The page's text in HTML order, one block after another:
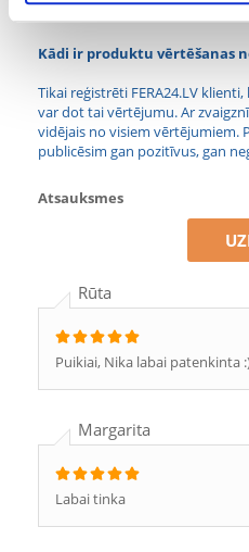
KALCIJS (%): 0
Kādi ir produktu vērtēšanas
Tikai reģistrēti FERA24.LV
var dot tai vērtējumu. Ar
vidējais no visiem vērtējumiem.
publicēsim gan pozitīvus, gan
Atsauksmes
Rūta
Puikiai, Nika labai patenkinta
Margarita
Labai tinka